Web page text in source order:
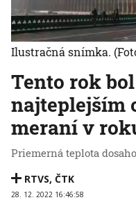
Tento rok
najteplejším
meraní v
Priemerná teplota
RTVS, ČTK
28. 12. 2022 16:46:58
Ilustračná snímka.